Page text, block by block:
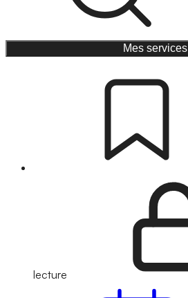
Mes services
lecture